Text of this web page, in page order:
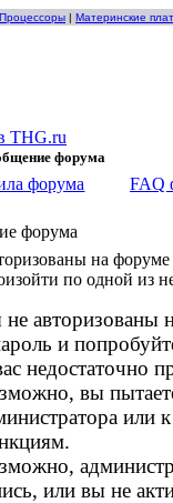
Процессоры | Материнские
THG.ru
форума
форума FAQ
форума
на форуме
по одной из
авторизованы
и
недостаточно
вы
или
или вы не